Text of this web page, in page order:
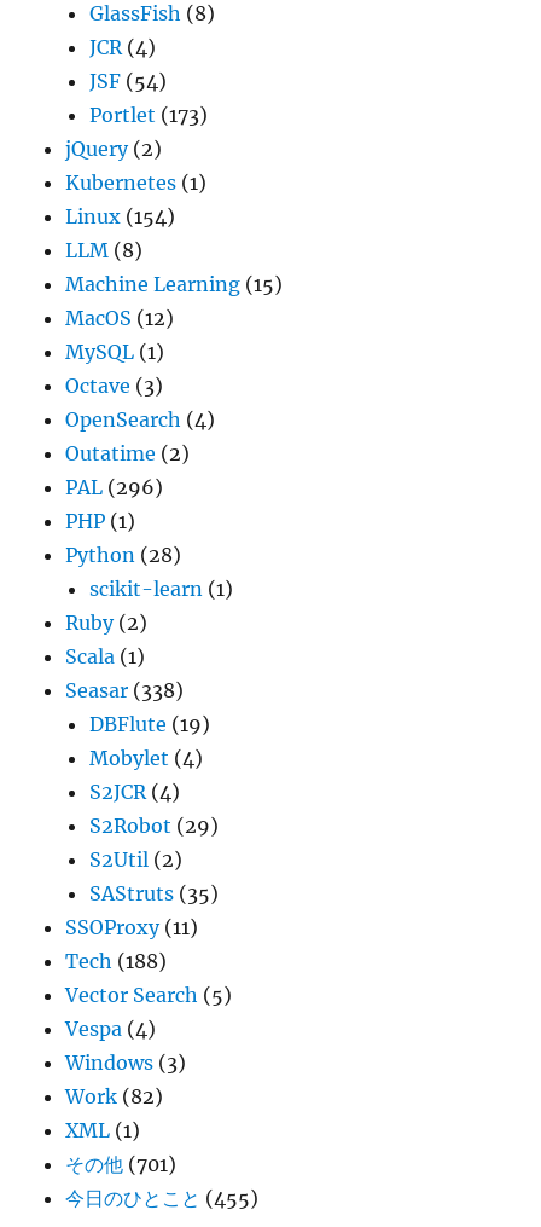
GlassFish (8)
JCR(4)
JSF (54)
Portlet (173)
jQuery(2)
Kubernetes (1)
Linux (154)
LLM (8)
Machine Learning (15)
MacOS (12)
MySQL (1)
Octave (3)
OpenSearch (4)
Outatime (2)
PAL (296)
PHP (1)
Python (28)
scikit-learn (1)
Ruby(2)
Scala (1)
Seasar (338)
DBFlute (19)
Mobylet (4)
S2JCR(4)
S2Robot (29)
S2Util (2)
SAStruts (35)
SSOProxy(11)
Tech (188)
Vector Search (5)
Vespa (4)
Windows (3)
Work (82)
XML (1)
その他 (701)
今日のひとこと (455)